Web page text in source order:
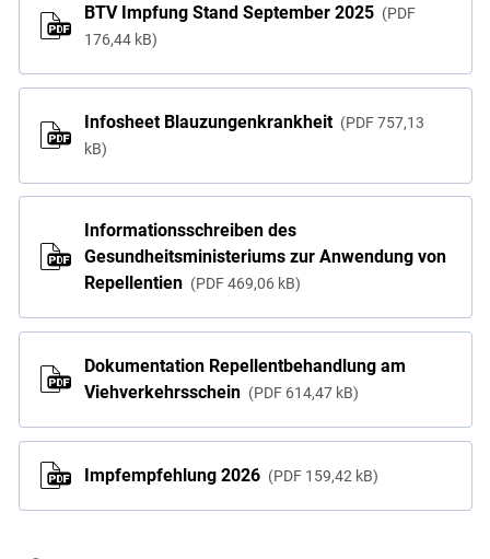
BTV Impfung Stand September 2025
PDF
176,44 kB
Infosheet Blauzungenkrankheit PDF 757,13
kB
Informationsschreiben des
Gesundheitsministeriums zur Anwendung von
Repellentien
PDF 469,06 kB
Dokumentation Repellentbehandlung am
Viehverkehrsschein
PDF 614,47 kB
Impfempfehlung 2026 PDF 159,42 kB